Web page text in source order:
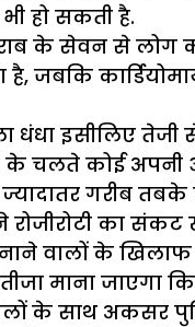
हो सकती है.
के सेवन से लोग
है, जबकि
धंधा इसीलिए
चलते कोई अपनी
गरीब
का संकट
वालों के खिलाफ
माना जाएगा
के साथ अकसर